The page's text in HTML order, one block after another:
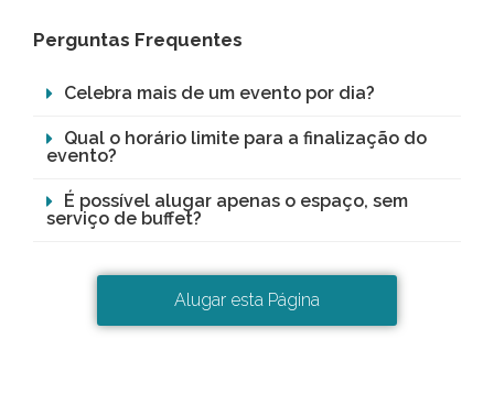
Perguntas Frequentes
Celebra mais de um evento por dia?
Qual o horário limite para a finalização do
evento?
É possível alugar apenas o espaço, sem
serviço de buffet?
Alugar esta Página